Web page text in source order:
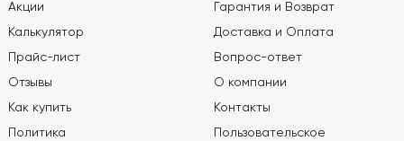
Акции
Калькулятор
Прайс-лист
Отзывы
Как купить
Политика
Гарантия и Возврат
Доставка и Оплата
Вопрос-ответ
О компании
Контакты
Пользовательское